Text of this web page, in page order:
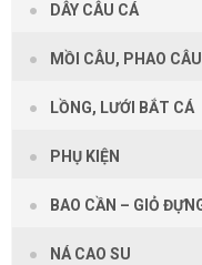
DÂY CÂU CÁ
MỒI CÂU, PHAO CÂU
LỒNG, LƯỚI BẮT CÁ
PHỤ KIỆN
BAO CẦN – GIỎ
NÁ CAO SU